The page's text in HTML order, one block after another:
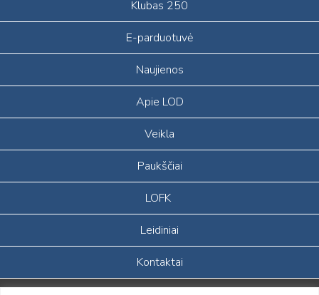
Klubas 250
E-parduotuvė
Naujienos
Apie LOD
Veikla
Paukščiai
LOFK
Leidiniai
Kontaktai